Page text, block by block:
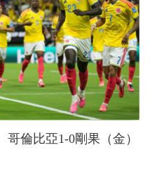
倫比亞1-0剛果（金）